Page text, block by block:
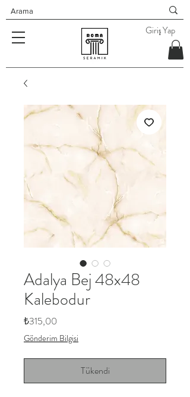
Giriş Yap
Adalya Bej 48x48
Kalebodur
₺315,00
Gönderim Bilgisi
Tükendi